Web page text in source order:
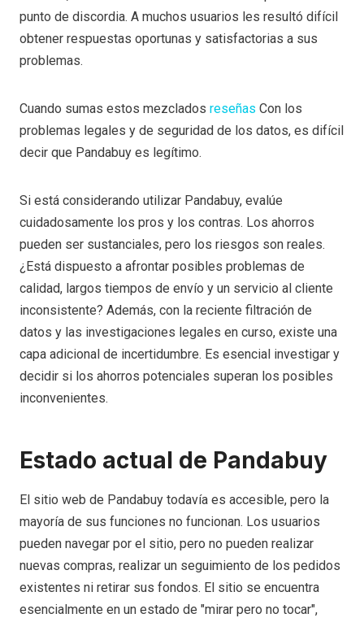
punto de discordia. A muchos usuarios les resultó difícil
obtener respuestas oportunas y satisfactorias a sus
problemas.
Cuando sumas estos mezclados reseñas Con los
problemas legales y de seguridad de los datos, es difícil
decir que Pandabuy es legítimo.
Si está considerando utilizar Pandabuy, evalúe
cuidadosamente los pros y los contras. Los ahorros
pueden ser sustanciales, pero los riesgos son reales.
¿Está dispuesto a afrontar posibles problemas de
calidad, largos tiempos de envío y un servicio al cliente
inconsistente? Además, con la reciente filtración de
datos y las investigaciones legales en curso, existe una
capa adicional de incertidumbre. Es esencial investigar y
decidir si los ahorros potenciales superan los posibles
inconvenientes.
Estado actual de Pandabuy
El sitio web de Pandabuy todavía es accesible, pero la
mayoría de sus funciones no funcionan. Los usuarios
pueden navegar por el sitio, pero no pueden realizar
nuevas compras, realizar un seguimiento de los pedidos
existentes ni retirar sus fondos. El sitio se encuentra
esencialmente en un estado de "mirar pero no tocar",